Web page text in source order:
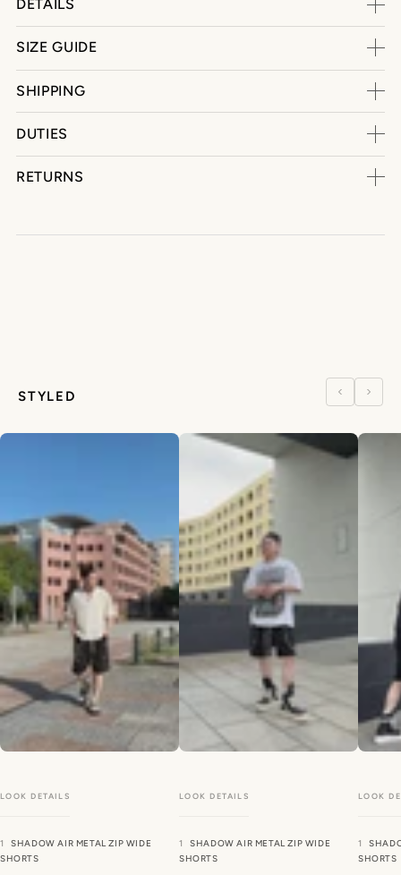
DETAILS
SIZE GUIDE
SHIPPING
DUTIES
RETURNS
STYLED
SHADOW AIR METAL ZIP WIDE
SHORTS
SHADOW AIR METAL ZIP WIDE
SHORTS
SHORTS